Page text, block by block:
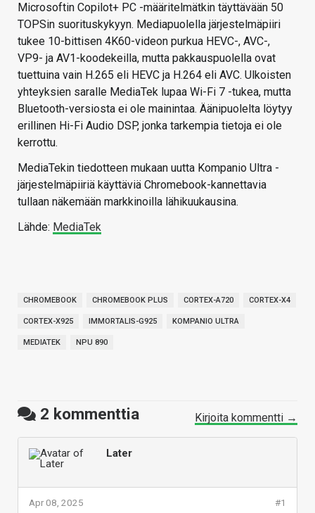
Microsoftin Copilot+ PC -määritelmätkin täyttävään 50
TOPSin suorituskykyyn. Mediapuolella järjestelmäpiiri
tukee 10-bittisen 4K60-videon purkua HEVC-, AVC-,
VP9- ja AV1-koodekeilla, mutta pakkauspuolella ovat
tuettuina vain H.265 eli HEVC ja H.264 eli AVC. Ulkoisten
yhteyksien saralle MediaTek lupaa Wi-Fi 7 -tukea, mutta
Bluetooth-versiosta ei ole mainintaa. Äänipuolelta löytyy
erillinen Hi-Fi Audio DSP, jonka tarkempia tietoja ei ole
kerrottu.
MediaTekin tiedotteen mukaan uutta Kompanio Ultra -
järjestelmäpiiriä käyttäviä Chromebook-kannettavia
tullaan näkemään markkinoilla lähikuukausina.
Lähde: MediaTek
CHROMEBOOK CHROMEBOOK PLUS CORTEX-A720 CORTEX-X4
CORTEX-X925 IMMORTALIS-G925 KOMPANIO ULTRA
MEDIATEK NPU 890
2 kommenttia Kirjoita kommentti →
Later
#1
Apr 08, 2025